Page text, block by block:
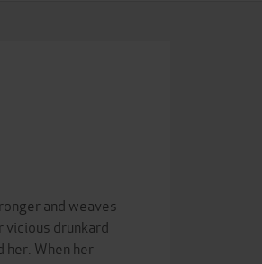
and weaves
drunkard
When her